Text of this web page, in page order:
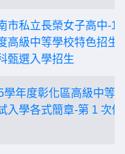
市私立長榮女子高中-
高級中等學校特色招生
甄選入學招生
學年度彰化區高級中等
入學各式簡章-第 1 次修